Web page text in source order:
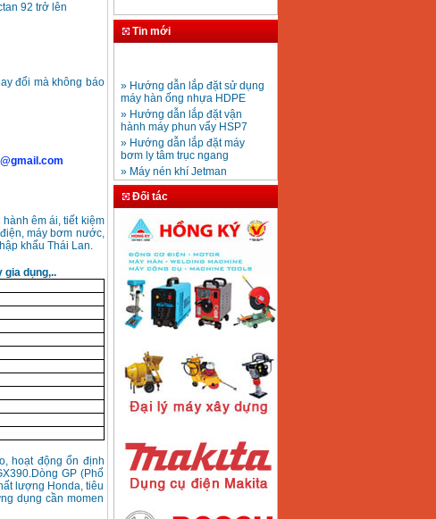
92 trở lên
đổi mà không báo
êm ái, tiết kiệm
máy bơm nước,
khẩu Thái Lan.
gia dụng,..
hoạt động ổn định
GP (Phổ
lượng Honda, tiêu
dụng cần momen
Bảng giá mũi khoan
Giá:330000VND
Mũi khoan rút lõi bê
tông D20-D350
Giá:330000VND
Máy khoan bàn
600mm Hồng Ký
KD600 (250W)
Máy hàn que Hồng
ký Jet SR200R
Giá:2350000VND
Giá:2770000 VND
Hồng Ký HKM200D
Giá : 2890000VND
Tin mới
máy hàn ống nhựa HDPE
» Hướng dẫn lắp đặt vận
hành máy phun vẩy HSP7
» Hướng dẫn lắp đặt máy
bơm ly tâm trục ngang
» Máy nén khí Jetman
» HDSD Máy Hàn Ống Nhựa
HDPE quay tay thủy lực
» Đại lý bán Máy hàn
DONSUN Thượng Hải
» Máy khoan rút lõi cầm tay
» Hình thức thanh toán tại
Thiết Bị Plaza
» Máy ổn áp, máy biến áp
Fushin
» Các loại khí dùng cho máy
cắt kim loại Plasma
Đối tác